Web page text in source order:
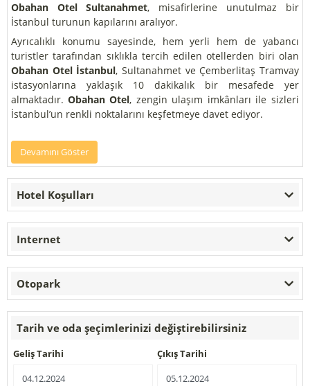
Obahan Otel Sultanahmet, misafirlerine unutulmaz bir
İstanbul turunun kapılarını aralıyor.
Ayrıcalıklı konumu sayesinde, hem yerli hem de yabancı
turistler tarafından sıklıkla tercih edilen otellerden biri olan
Obahan Otel İstanbul, Sultanahmet ve Çemberlitaş Tramvay
istasyonlarına yaklaşık 10 dakikalık bir mesafede yer
almaktadır. Obahan Otel, zengin ulaşım imkânları ile sizleri
İstanbul’un renkli noktalarını keşfetmeye davet ediyor.
Devamını Göster
Hotel Koşulları
Internet
Otopark
Tarih ve oda şeçimlerinizi değiştirebilirsiniz
Geliş Tarihi Çıkış Tarihi